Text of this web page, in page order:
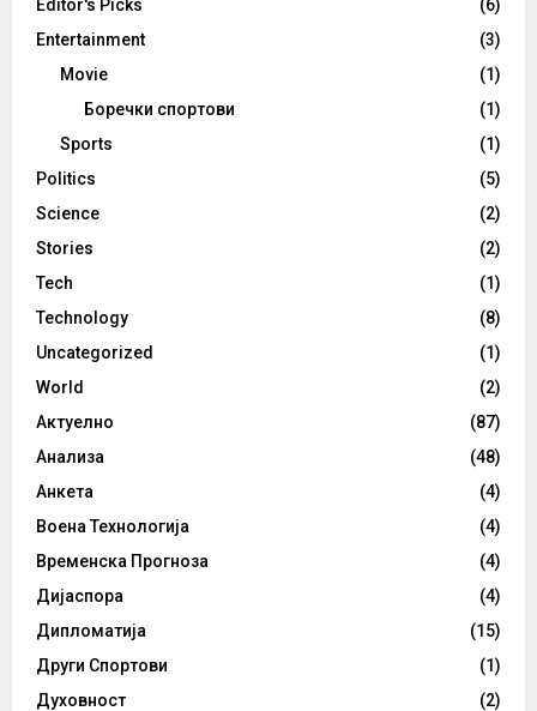
Editor's Picks
(6)
Entertainment
(3)
Movie
(1)
Боречки спортови
(1)
Sports
(1)
Politics
(5)
Science
(2)
Stories
(2)
Tech
(1)
Technology
(8)
Uncategorized
(1)
World
(2)
Актуелно
(87)
Анализа
(48)
Анкета
(4)
Воена Технологија
(4)
Временска Прогноза
(4)
Дијаспора
(4)
Дипломатија
(15)
Други Спортови
(1)
Духовност
(2)